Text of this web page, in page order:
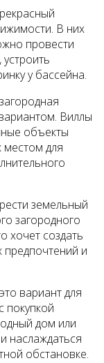
В них
провести
у бассейна.
Виллы
объекты
местом для
земельный
загородного
хочет создать
предпочтений и
вариант для
покупкой
дом или
наслаждаться
обстановке.